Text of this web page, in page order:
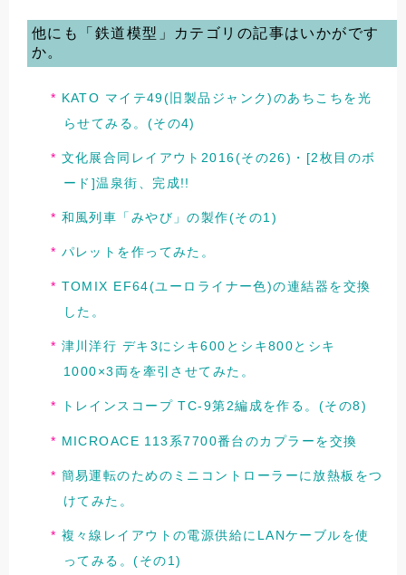
他にも「鉄道模型」カテゴリの記事はいかがです
か。
KATO マイテ49(旧製品ジャンク)のあちこちを光
らせてみる。(その4)
文化展合同レイアウト2016(その26)・[2枚目のボ
ード]温泉街、完成!!
和風列車「みやび」の製作(その1)
パレットを作ってみた。
TOMIX EF64(ユーロライナー色)の連結器を交換
した。
津川洋行 デキ3にシキ600とシキ800とシキ
1000×3両を牽引させてみた。
トレインスコープ TC-9第2編成を作る。(その8)
MICROACE 113系7700番台のカプラーを交換
簡易運転のためのミニコントローラーに放熱板をつ
けてみた。
複々線レイアウトの電源供給にLANケーブルを使
ってみる。(その1)